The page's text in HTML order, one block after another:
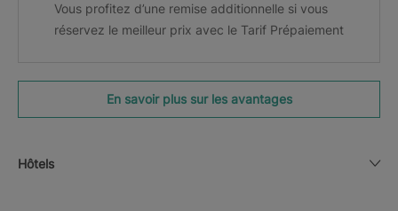
Vous profitez d’une remise additionnelle si vous
réservez le meilleur prix avec le Tarif Prépaiement
En savoir plus sur les avantages
Hôtels